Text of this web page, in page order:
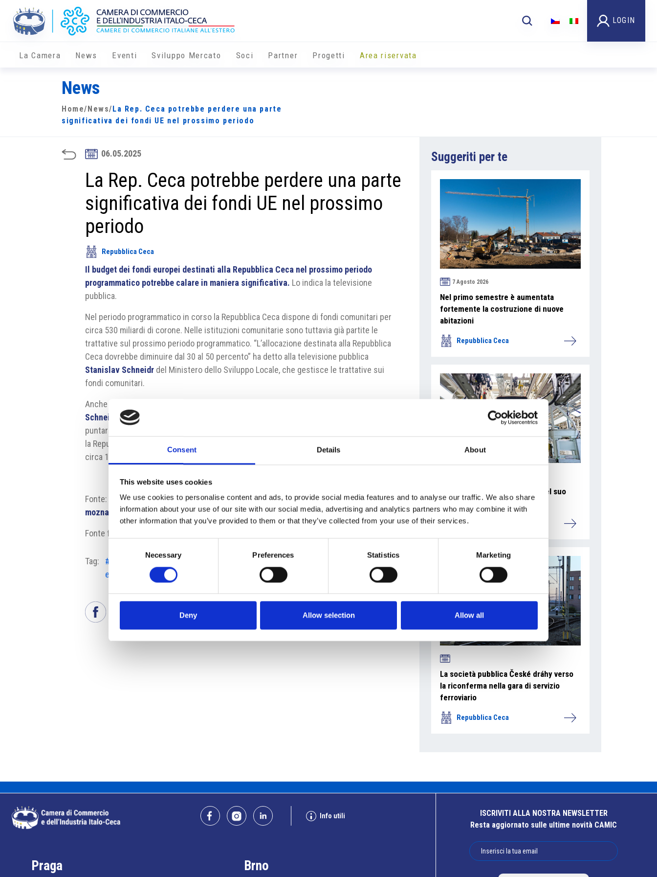
Consent Details About
This website uses cookies
We use cookies to personalise content and ads, to provide social media features and to analyse our traffic. We also share
information about your use of our site with our social media, advertising and analytics partners who may combine it with
other information that you’ve provided to them or that they’ve collected from your use of their services.
Necessary Preferences Statistics Marketing
Deny Allow selection Allow all
LOGIN
La Camera News Eventi Sviluppo Mercato Soci Partner Progetti Area riservata
News
Home/ News/ La Rep. Ceca potrebbe perdere una parte
significativa dei fondi UE nel prossimo periodo
06.05.2025
La Rep. Ceca potrebbe perdere una parte
significativa dei fondi UE nel prossimo
periodo
Repubblica Ceca
Il budget dei fondi europei destinati alla Repubblica Ceca nel prossimo periodo
programmatico potrebbe calare in maniera significativa. Lo indica la televisione
pubblica.
Nel periodo programmatico in corso la Repubblica Ceca dispone di fondi comunitari per
circa 530 miliardi di corone. Nelle istituzioni comunitarie sono tuttavia già partite le
trattative sul prossimo periodo programmatico. “L’allocazione destinata alla Repubblica
Ceca dovrebbe diminuire dal 30 al 50 percento” ha detto alla televisione pubblica
Stanislav Schneidr del Ministero dello Sviluppo Locale, che gestisce le trattative sui
fondi comunitari.
Anche con il calo la Repubblica Ceca rimarrà un beneficiario netto dei fondi, ha detto
Schneidr
. Sarà tuttavia necessario scegliere un numero più ristretto di priorità, su cui
puntare le risorse, e sperimentare nuovi modi di finanziamento. Tramite fondi comunitari
la Repubblica Ceca ha ricevuto quasi 2000 miliardi di corone con un beneficio netto di
circa 1000 miliardi di corone.
Fonte:
https://ct24.ceskatelevize.cz/clanek/ekonomika/evropske-penize-pro-cesko-
mozna-klesnou-az-na-polovinu-360667
Fonte fotografia: Pixabay
Tag:
#fondi
europei
#Periodo
programmatico
#Politica di
coesione
#Repubblica
Suggeriti per te
7 Agosto 2026
Nel primo semestre è aumentata
fortemente la costruzione di nuove
abitazioni
Repubblica Ceca
La Škoda avvia la produzione del suo
SUV Peaq
Repubblica Ceca
La società pubblica České dráhy verso
la riconferma nella gara di servizio
ferroviario
Repubblica Ceca
Info utili
Praga Brno
ISCRIVITI ALLA NOSTRA NEWSLETTER
Resta aggiornato sulle ultime novità CAMIC